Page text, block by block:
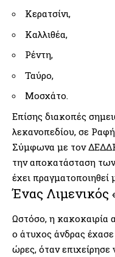
Κερατσίνι,
Καλλιθέα,
Ρέντη,
Ταύρο,
Μοσχάτο.
Επίσης διακοπές
λεκανοπεδίου, σε
Σύμφωνα με τον
την αποκατάσταση
έχει πραγματοποιηθεί
Ένας Λιμενικός
Ωστόσο, η κακοκαιρία
ο άτυχος άνδρας
ώρες, όταν